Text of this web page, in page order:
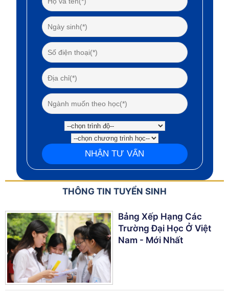
THÔNG TIN TUYỂN SINH
Bảng Xếp Hạng Các
Trường Đại Học Ở Việt
Nam - Mới Nhất